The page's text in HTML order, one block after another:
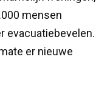
mensen
evacuatiebevelen.
er nieuwe